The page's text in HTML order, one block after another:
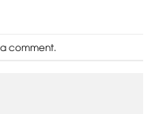
comment.